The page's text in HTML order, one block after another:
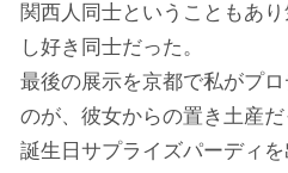
関西人同士ということもあ
し好き同士だった。
最後の展示を京都で私がプ
のが、彼女からの置き土産
誕生日サプライズパーディを